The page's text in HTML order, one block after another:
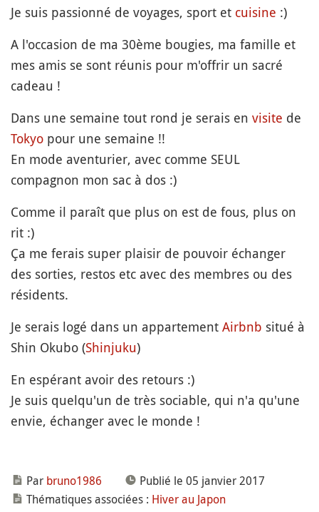
Je suis passionné de voyages, sport et cuisine :)
A l'occasion de ma 30ème bougies, ma famille et
mes amis se sont réunis pour m'offrir un sacré
cadeau !
Dans une semaine tout rond je serais en visite de
Tokyo pour une semaine !!
En mode aventurier, avec comme SEUL
compagnon mon sac à dos :)
Comme il paraît que plus on est de fous, plus on
rit :)
Ça me ferais super plaisir de pouvoir échanger
des sorties, restos etc avec des membres ou des
résidents.
Je serais logé dans un appartement Airbnb situé à
Shin Okubo (Shinjuku)
En espérant avoir des retours :)
Je suis quelqu'un de très sociable, qui n'a qu'une
envie, échanger avec le monde !
Par bruno1986
Publié le 05 janvier 2017
Thématiques associées : Hiver au Japon